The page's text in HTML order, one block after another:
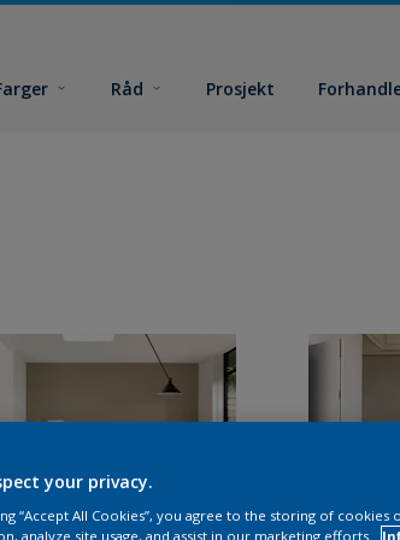
Råd Prosjekt
your privacy.
“Accept All Cookies”, you agree to the storing of
analyze site usage, and assist in our marketing efforts.